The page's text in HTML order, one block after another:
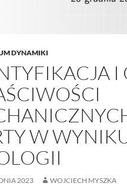
DYNAMIKI
I
W
2023 WOJCIECH MYSZKA